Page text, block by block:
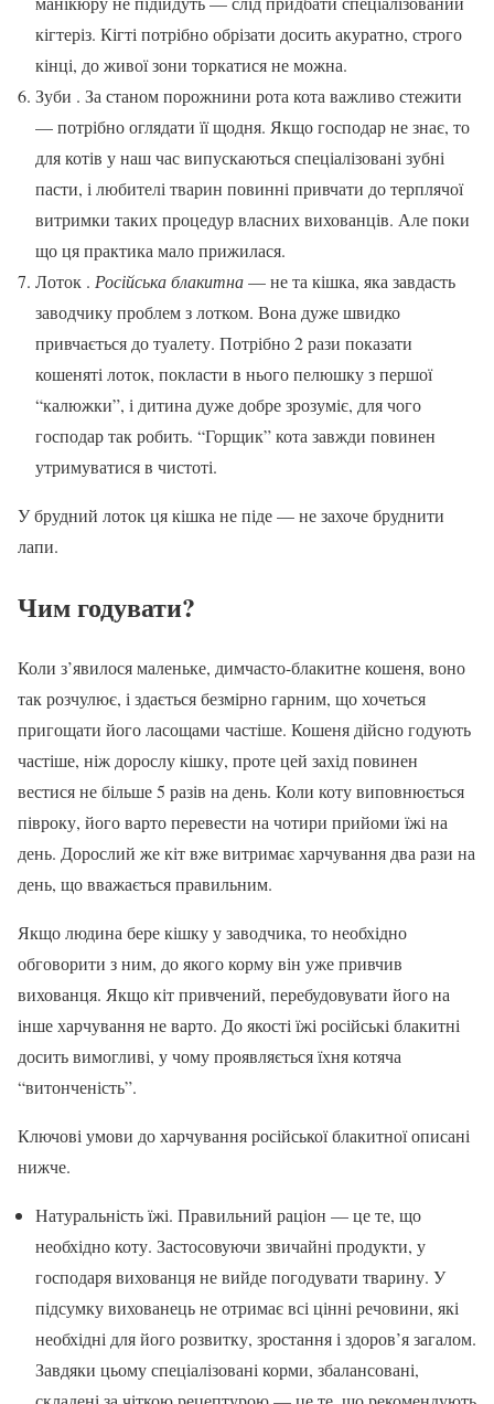
кігтеріз. Кігті потрібно обрізати досить акуратно, строго
кінці, до живої зони торкатися не можна.
Зуби . За станом порожнини рота кота важливо стежити
— потрібно оглядати її щодня. Якщо господар не знає, то
для котів у наш час випускаються спеціалізовані зубні
пасти, і любителі тварин повинні привчати до терплячої
витримки таких процедур власних вихованців. Але поки
що ця практика мало прижилася.
Лоток . Російська блакитна— не та кішка, яка завдасть
заводчику проблем з лотком. Вона дуже швидко
привчається до туалету. Потрібно 2 рази показати
кошеняті лоток, покласти в нього пелюшку з першої
“калюжки”, і дитина дуже добре зрозуміє, для чого
господар так робить. “Горщик” кота завжди повинен
утримуватися в чистоті.
У брудний лоток ця кішка не піде — не захоче бруднити
лапи.
Чим годувати?
Коли з’явилося маленьке, димчасто-блакитне кошеня, воно
так розчулює, і здається безмірно гарним, що хочеться
пригощати його ласощами частіше. Кошеня дійсно годують
частіше, ніж дорослу кішку, проте цей захід повинен
вестися не більше 5 разів на день. Коли коту виповнюється
півроку, його варто перевести на чотири прийоми їжі на
день. Дорослий же кіт вже витримає харчування два рази на
день, що вважається правильним.
Якщо людина бере кішку у заводчика, то необхідно
обговорити з ним, до якого корму він уже привчив
вихованця. Якщо кіт привчений, перебудовувати його на
інше харчування не варто. До якості їжі російські блакитні
досить вимогливі, у чому проявляється їхня котяча
“витонченість”.
Ключові умови до харчування російської блакитної описані
нижче.
Натуральність їжі. Правильний раціон — це те, що
необхідно коту. Застосовуючи звичайні продукти, у
господаря вихованця не вийде погодувати тварину. У
підсумку вихованець не отримає всі цінні речовини, які
необхідні для його розвитку, зростання і здоров’я загалом.
Завдяки цьому спеціалізовані корми, збалансовані,